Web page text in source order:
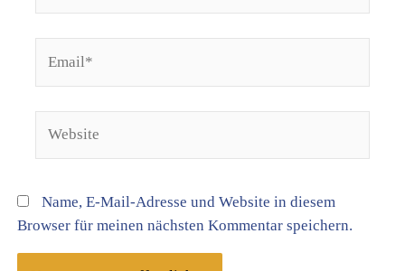
Name, E-Mail-Adresse und Website in diesem
Browser für meinen nächsten Kommentar speichern.